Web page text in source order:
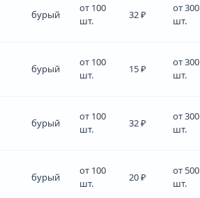
бурый
от 100
шт.
32 ₽
от 300
шт.
бурый
от 100
шт.
15 ₽
от 300
шт.
бурый
от 100
шт.
32 ₽
от 300
шт.
бурый
от 100
шт.
20 ₽
от 500
шт.